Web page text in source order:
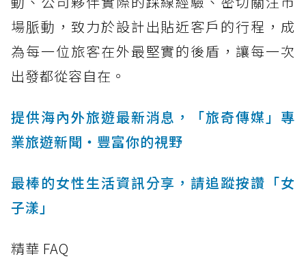
場脈動，致力於設計出貼近客戶的行程，成
為每一位旅客在外最堅實的後盾，讓每一次
出發都從容自在。
提供海內外旅遊最新消息，「旅奇傳媒」專
業旅遊新聞‧豐富你的視野
最棒的女性生活資訊分享，請追蹤按讚「女
子漾」
精華 FAQ